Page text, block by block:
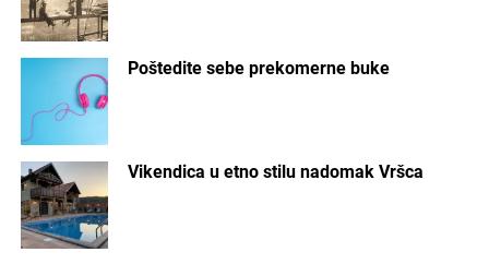
Poštedite sebe prekomerne buke
Vikendica u etno stilu nadomak Vršca